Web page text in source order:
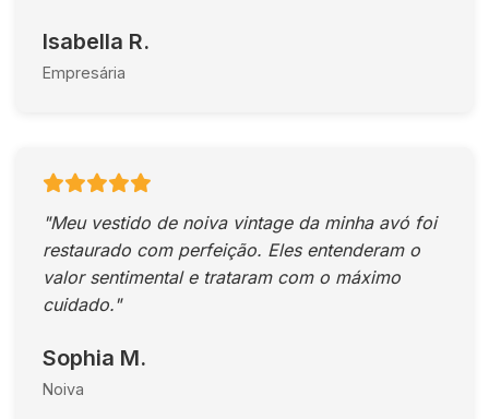
Isabella R.
Empresária
"Meu vestido de noiva vintage da minha avó foi
restaurado com perfeição. Eles entenderam o
valor sentimental e trataram com o máximo
cuidado."
Sophia M.
Noiva